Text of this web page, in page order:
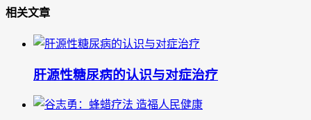
相关文章
肝源性糖尿病的认识与对症治疗